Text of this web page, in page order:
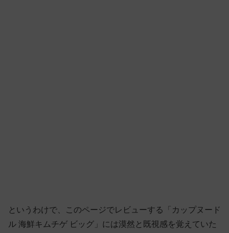
というわけで、このページでレビューする「カップヌード
ル 海鮮キムチゲ ビッグ」には漠然と既視感を覚えていた